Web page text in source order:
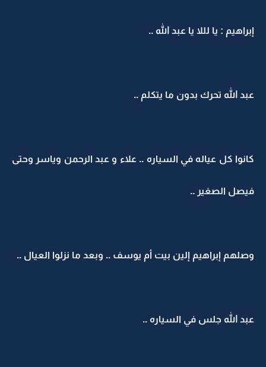
إبراهيم : يا لللا يا عبد الله ..
عبد الله تحرك بدون ما يتكلم ..
كانوا كل عياله في السياره .. علاء و عبد الرحمن وياسر وحتى
فيصل الصغير ..
وصلهم إبراهيم إلين بيت أم يوسف .. وبعد ما نزلوا العيال ..
عبد الله جلس في السياره ..